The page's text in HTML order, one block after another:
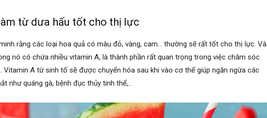
từ dưa hấu tốt cho thị lực
rằng các loại hoa quả có màu đỏ, vàng, cam… thường sẽ rất tốt cho thị lực. Và
nó có chứa nhiều vitamin A, là thành phần rất quan trọng trong việc chăm sóc
Vitamin A từ sinh tố sẽ được chuyển hóa sau khi vào cơ thể giúp ngăn ngừa các
như quáng gà, bệnh đục thủy tinh thể,…